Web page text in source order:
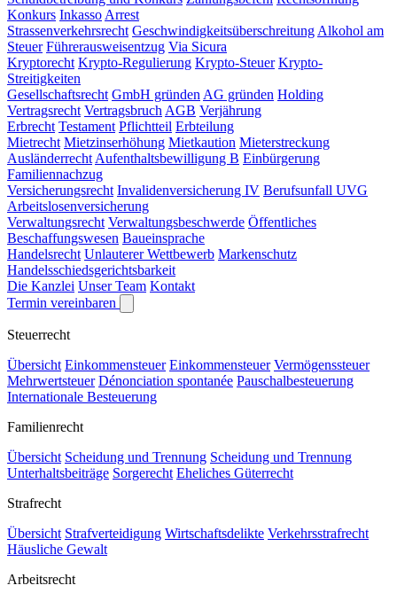
Konkurs Inkasso Arrest
Strassenverkehrsrecht Geschwindigkeitsüberschreitung Alkohol am
Steuer Führerausweisentzug Via Sicura
Kryptorecht Krypto-Regulierung Krypto-Steuer Krypto-
Streitigkeiten
Gesellschaftsrecht GmbH gründen AG gründen Holding
Vertragsrecht Vertragsbruch AGB Verjährung
Erbrecht Testament Pflichtteil Erbteilung
Mietrecht Mietzinserhöhung Mietkaution Mieterstreckung
Ausländerrecht Aufenthaltsbewilligung B Einbürgerung
Familiennachzug
Versicherungsrecht Invalidenversicherung IV Berufsunfall UVG
Arbeitslosenversicherung
Verwaltungsrecht Verwaltungsbeschwerde Öffentliches
Beschaffungswesen Baueinsprache
Handelsrecht Unlauterer Wettbewerb Markenschutz
Handelsschiedsgerichtsbarkeit
Die Kanzlei Unser Team Kontakt
Termin vereinbaren
Steuerrecht
Übersicht Einkommensteuer Einkommensteuer Vermögenssteuer
Mehrwertsteuer Dénonciation spontanée Pauschalbesteuerung
Internationale Besteuerung
Familienrecht
Übersicht Scheidung und Trennung Scheidung und Trennung
Unterhaltsbeiträge Sorgerecht Eheliches Güterrecht
Strafrecht
Übersicht Strafverteidigung Wirtschaftsdelikte Verkehrsstrafrecht
Häusliche Gewalt
Arbeitsrecht